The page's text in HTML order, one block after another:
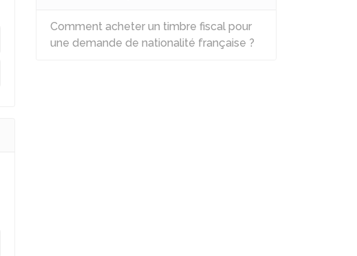
Comment acheter un timbre fiscal pour
une demande de nationalité française ?